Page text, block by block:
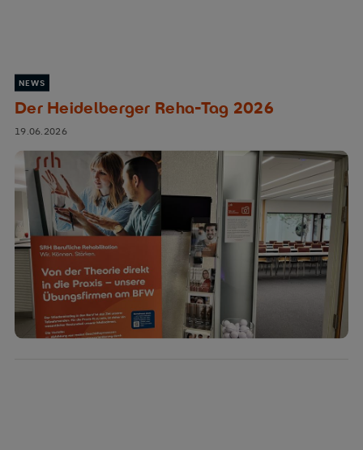
NEWS
Der Heidelberger Reha-Tag 2026
19.06.2026